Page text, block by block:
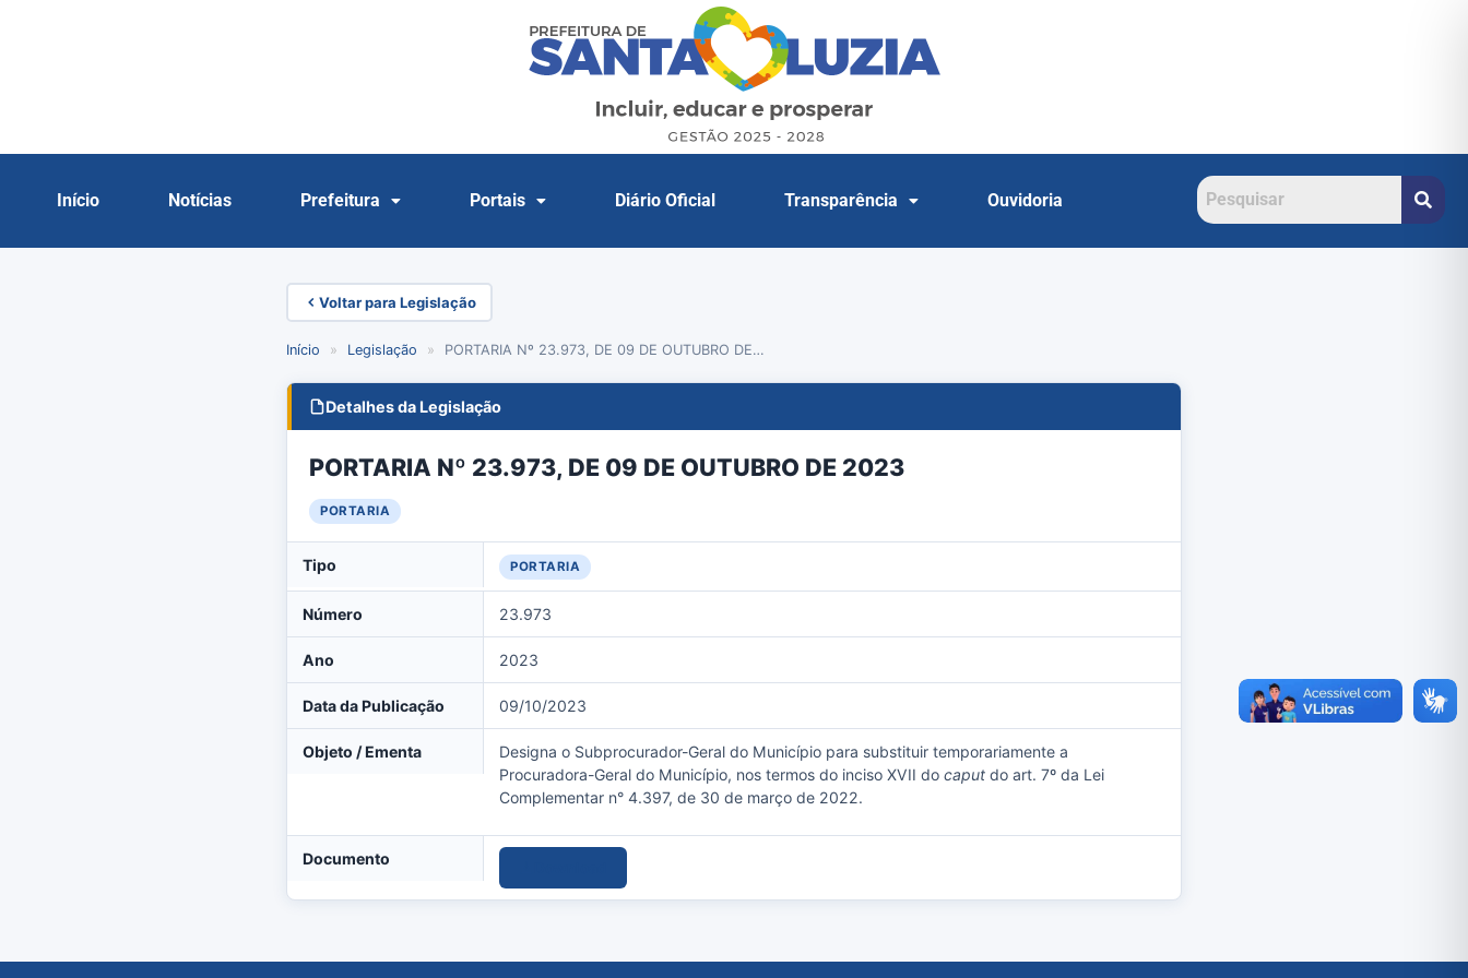
Início Notícias Prefeitura Portais Diário Oficial Transparência Ouvidoria
Voltar para Legislação
Início » Legislação » PORTARIA Nº 23.973, DE 09 DE OUTUBRO DE…
Detalhes da Legislação
PORTARIA Nº 23.973, DE 09 DE OUTUBRO DE 2023
PORTARIA
Tipo PORTARIA
Número 23.973
Ano 2023
Data da Publicação 09/10/2023
Objeto / Ementa
Designa o Subprocurador-Geral do Município para substituir temporariamente a
Procuradora-Geral do Município, nos termos do inciso XVII do caput do art. 7º da Lei
Complementar n° 4.397, de 30 de março de 2022.
Documento